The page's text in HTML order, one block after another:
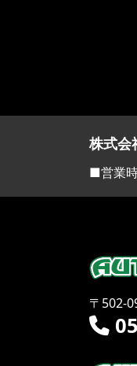
株式会
■営業
〒502-